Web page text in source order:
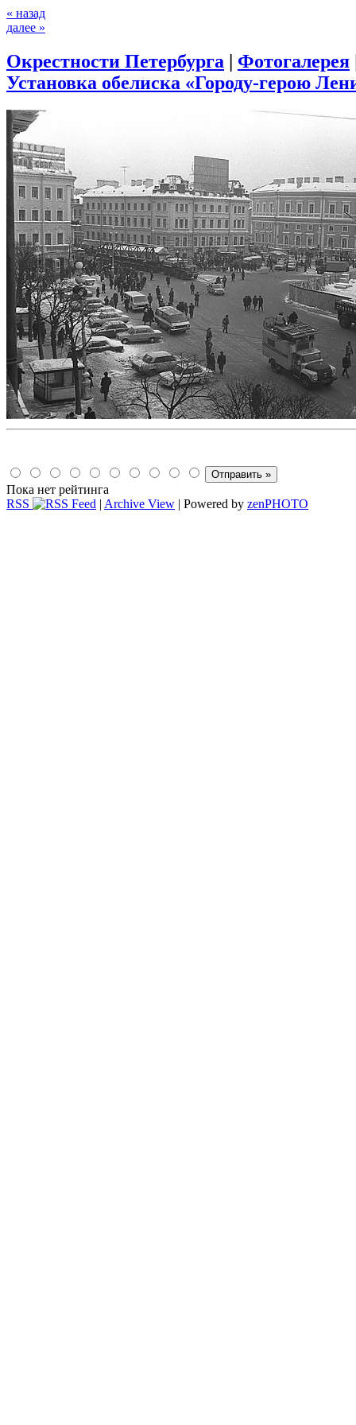
« назад
далее »
Окрестности Петербурга | Фотогалерея
Установка обелиска «Городу-герою
Пока нет рейтинга
RSS
| Archive View | Powered by zenPHOTO